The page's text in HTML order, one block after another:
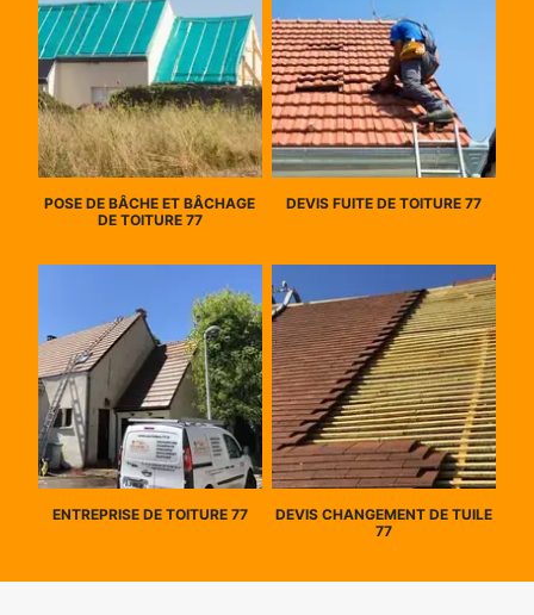
POSE DE BÂCHE ET BÂCHAGE
DE TOITURE 77
DEVIS FUITE DE TOITURE 77
ENTREPRISE DE TOITURE 77
DEVIS CHANGEMENT DE TUILE
77